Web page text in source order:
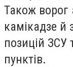
Також ворог
камікадзе й
позицій ЗСУ
пунктів.